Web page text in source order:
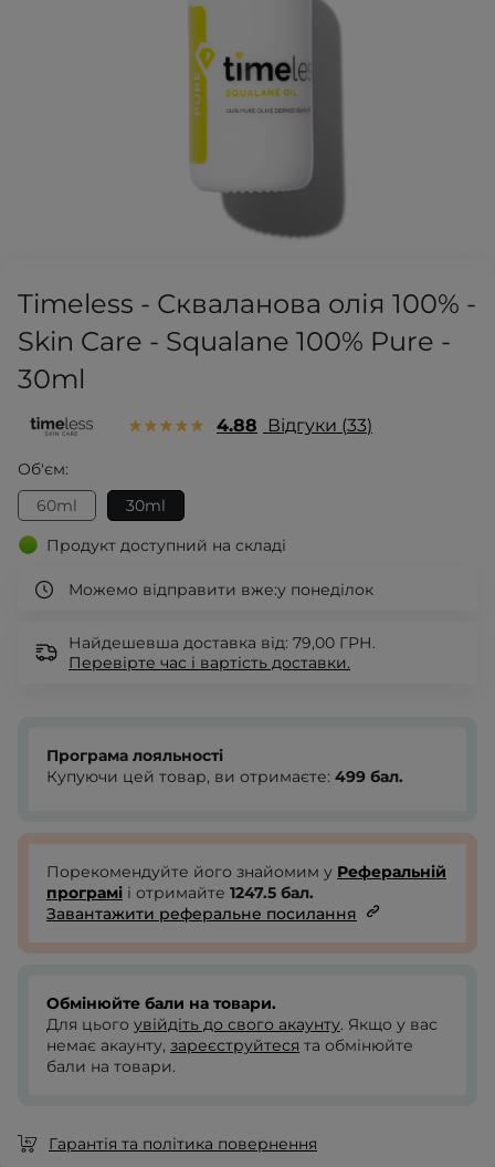
Timeless - Скваланова олія 100% -
Skin Care - Squalane 100% Pure -
30ml
4.88 Відгуки 33
Об'єм:
60ml
30ml
Продукт доступний на складі
Можемо відправити вже:у понеділок
Найдешевша доставка від: 79,00 ГРН.
Перевірте час і вартість доставки.
Програма лояльності
Купуючи цей товар, ви отримаєте: 499 бал.
Порекомендуйте його знайомим у Реферальній
програмі і отримайте 1247.5 бал.
Завантажити реферальне посилання
Обмінюйте бали на товари.
Для цього увійдіть до свого акаунту. Якщо у вас
немає акаунту, зареєструйтеся та обмінюйте
бали на товари.
Гарантія та політика повернення